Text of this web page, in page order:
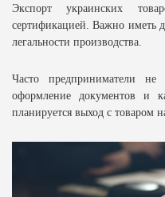
Экспорт украинских
сертификацией. Важно иметь
легальности производства.
Часто предприниматели
оформление документов и
планируется выход с товаром